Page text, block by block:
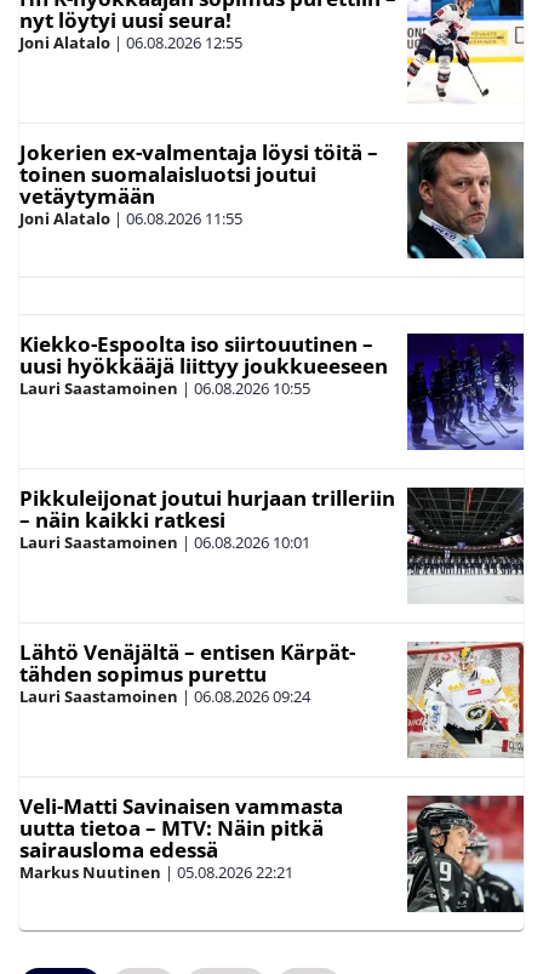
nyt löytyi uusi seura!
Joni Alatalo | 06.08.2026 12:55
Jokerien ex-valmentaja löysi töitä –
toinen suomalaisluotsi joutui
vetäytymään
Joni Alatalo | 06.08.2026 11:55
Kiekko-Espoolta iso siirtouutinen –
uusi hyökkääjä liittyy joukkueeseen
Lauri Saastamoinen | 06.08.2026 10:55
Pikkuleijonat joutui hurjaan trilleriin
– näin kaikki ratkesi
Lauri Saastamoinen | 06.08.2026 10:01
Lähtö Venäjältä – entisen Kärpät-
tähden sopimus purettu
Lauri Saastamoinen | 06.08.202609:24
Veli-Matti Savinaisen vammasta
uutta tietoa – MTV: Näin pitkä
sairausloma edessä
Markus Nuutinen | 05.08.202622:21